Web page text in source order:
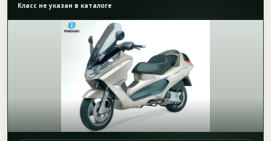
Класс не указан в каталоге